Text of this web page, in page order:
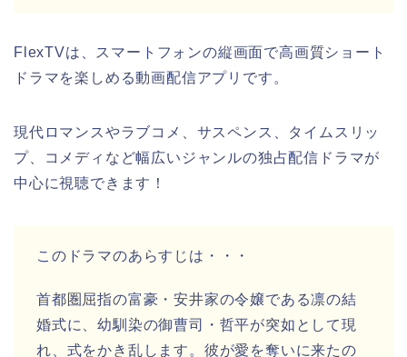
FlexTVは、スマートフォンの縦画面で高画質ショート
ドラマを楽しめる動画配信アプリです。
現代ロマンスやラブコメ、サスペンス、タイムスリッ
プ、コメディなど幅広いジャンルの独占配信ドラマが
中心に視聴できます！
このドラマのあらすじは・・・
首都圏屈指の富豪・安井家の令嬢である凛の結
婚式に、幼馴染の御曹司・哲平が突如として現
れ、式をかき乱します。彼が愛を奪いに来たの